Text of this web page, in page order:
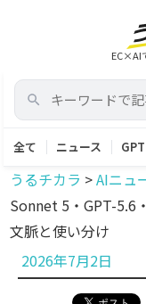
EC×AI
全て ニュース GPT
うるチカラ >AIニュ
Sonnet 5・GPT-5.6
文脈と使い分け
投
稿
2026年7月2日